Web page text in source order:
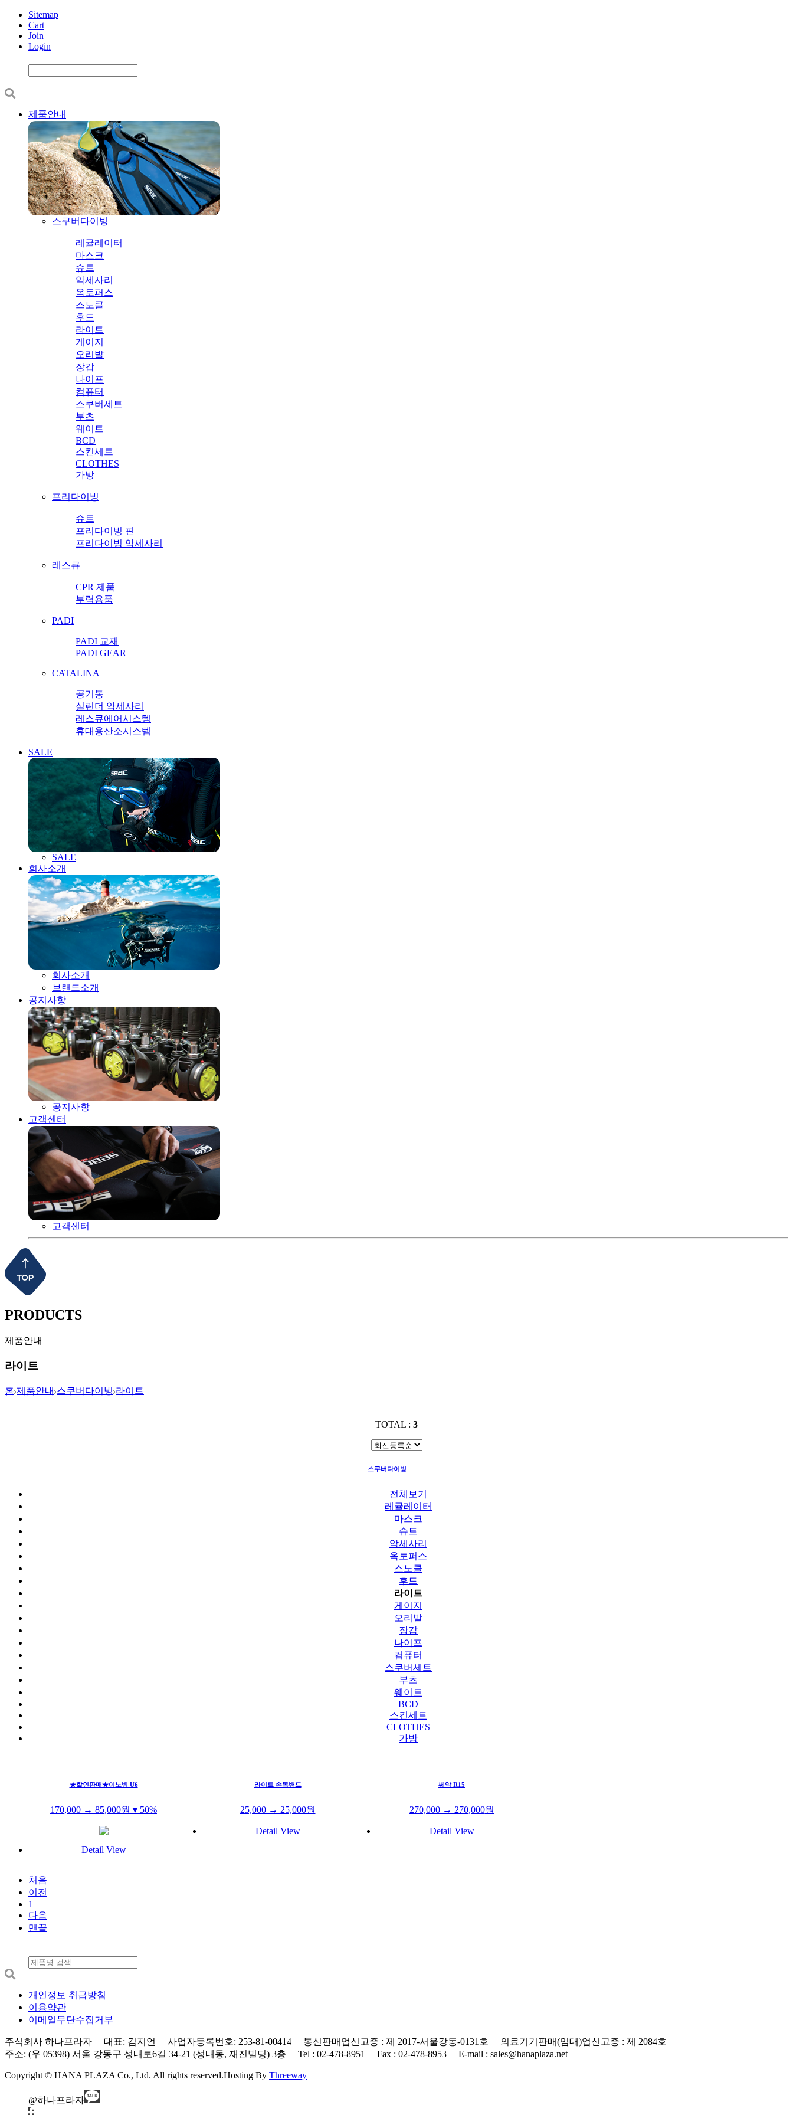
Sitemap
Cart
Join
Login
제품안내
스쿠버다이빙
레귤레이터
마스크
슈트
악세사리
옥토퍼스
스노클
후드
라이트
게이지
오리발
장갑
나이프
컴퓨터
스쿠버세트
부츠
웨이트
BCD
스킨세트
CLOTHES
가방
프리다이빙
슈트
프리다이빙 핀
프리다이빙 악세사리
레스큐
CPR 제품
부력용품
PADI
PADI 교재
PADI GEAR
CATALINA
공기통
실린더 악세사리
레스큐에어시스템
휴대용산소시스템
SALE
SALE
회사소개
회사소개
브랜드소개
공지사항
공지사항
고객센터
고객센터
PRODUCTS
제품안내
라이트
홈 제품안내 스쿠버다이빙 라이트
TOTAL : 3
스쿠버다이빙
전체보기
레귤레이터
마스크
슈트
악세사리
옥토퍼스
스노클
후드
라이트
게이지
오리발
장갑
나이프
컴퓨터
스쿠버세트
부츠
웨이트
BCD
스킨세트
CLOTHES
가방
★할인판매★이노빔 U6
170,000 → 85,000원 ▼50%
Detail View
라이트 손목밴드
25,000→ 25,000원
Detail View
쎄악 R15
270,000→ 270,000원
Detail View
처음
이전
1
다음
맨끝
개인정보 취급방침
이용약관
이메일무단수집거부
주식회사 하나프라자 대표: 김지언 사업자등록번호: 253-81-00414 통신판매업신고증 : 제 2017-서울강동-0131호 의료기기판매(임대)업신고증 : 제 2084호
주소: (우 05398) 서울 강동구 성내로6길 34-21 (성내동, 재진빌딩) 3층 Tel : 02-478-8951 Fax : 02-478-8953 E-mail : sales@hanaplaza.net
Copyright © HANA PLAZA Co., Ltd. All rights reserved.Hosting By Threeway
@하나프라자